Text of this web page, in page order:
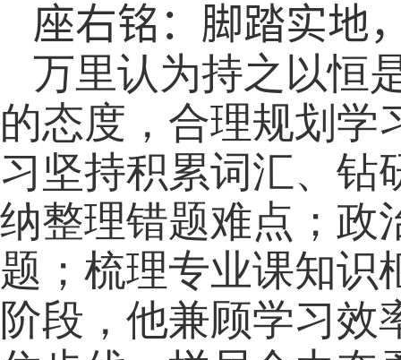
座右铭：脚踏实地
万里认为持之以恒
的态度，合理规划学
习坚持积累词汇、钻
纳整理错题难点；政
题；梳理专业课知识
阶段，他兼顾学习效